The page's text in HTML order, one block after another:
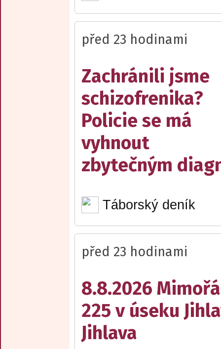
před 23 hodinami
Zachránili jsme
schizofrenika?
Policie se má
vyhnout
zbytečným
Táborský deník
před 23 hodinami
8.8.2026
225 v úseku
Jihlava